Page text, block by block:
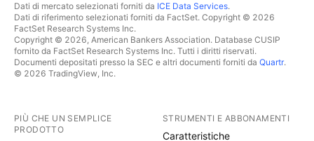
Dati di mercato selezionati forniti da ICE Data Services.
Dati di riferimento selezionati forniti da FactSet. Copyright © 2026
FactSet Research Systems Inc.
Copyright © 2026, American Bankers Association. Database CUSIP
fornito da FactSet Research Systems Inc. Tutti i diritti riservati.
Documenti depositati presso la SEC e altri documenti forniti da Quartr.
© 2026 TradingView, Inc.
PIÙ CHE UN SEMPLICE
PRODOTTO
STRUMENTI E ABBONAMENTI
Caratteristiche